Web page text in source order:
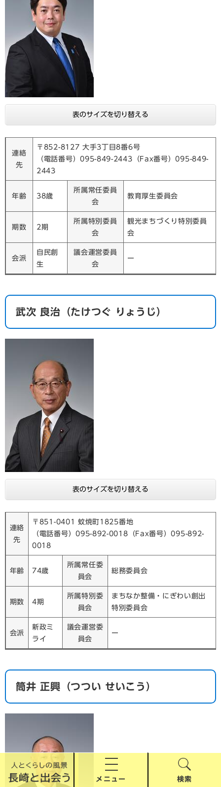
メニュー 検索
表のサイズを切り替える
連絡
先
〒852-8127 大手3丁目8番6号
（電話番号）095-849-2443（Fax番号）095-849-
2443
年齢 38歳
所属常任委員
会
教育厚生委員会
期数 2期
所属特別委員
会
観光まちづくり特別委員
会
会派
自民創
生
議会運営委員
会
ー
​武次 良治（たけつぐ りょうじ）
表のサイズを切り替える
連絡
先
〒851-0401 蚊焼町1825番地
（電話番号）095-892-0018（Fax番号）095-892-
0018
年齢 74歳
所属常任委
員会
総務委員会
期数 4期
所属特別委
員会
まちなか整備・にぎわい創出
特別委員会
会派
新政ミ
ライ
議会運営委
員会
ー
​筒井 正興（つつい せいこう）